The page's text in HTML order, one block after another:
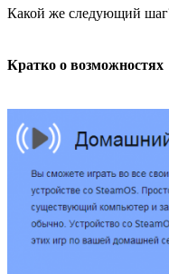
Какой же следующий
Кратко о возможностях